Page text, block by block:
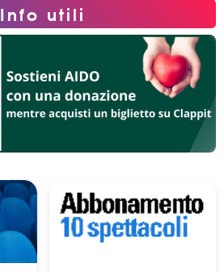
Info utili